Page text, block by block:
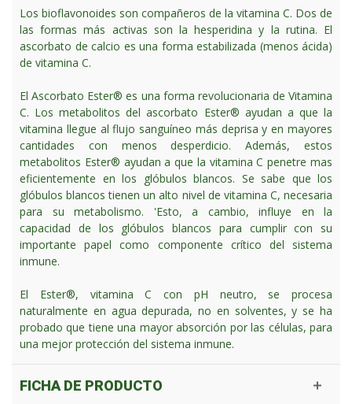
Los bioflavonoides son compañeros de la vitamina C. Dos de
las formas más activas son la hesperidina y la rutina. El
ascorbato de calcio es una forma estabilizada (menos ácida)
de vitamina C.
El Ascorbato Ester® es una forma revolucionaria de Vitamina
C. Los metabolitos del ascorbato Ester® ayudan a que la
vitamina llegue al flujo sanguíneo más deprisa y en mayores
cantidades con menos desperdicio. Además, estos
metabolitos Ester® ayudan a que la vitamina C penetre mas
eficientemente en los glóbulos blancos. Se sabe que los
glóbulos blancos tienen un alto nivel de vitamina C, necesaria
para su metabolismo. 'Esto, a cambio, influye en la
capacidad de los glóbulos blancos para cumplir con su
importante papel como componente crítico del sistema
inmune.
El Ester®, vitamina C con pH neutro, se procesa
naturalmente en agua depurada, no en solventes, y se ha
probado que tiene una mayor absorción por las células, para
una mejor protección del sistema inmune.
FICHA DE PRODUCTO